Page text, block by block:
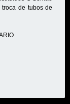
de tubos de